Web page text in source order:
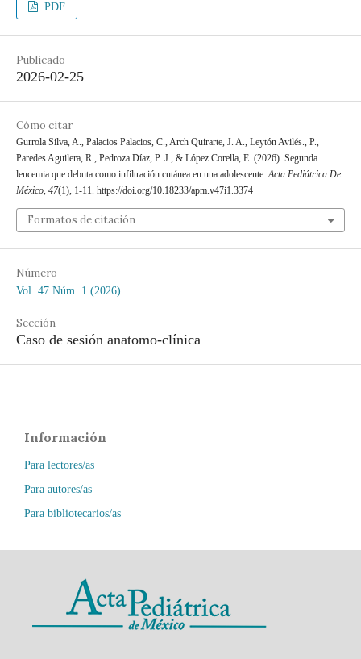
PDF
Publicado
2026-02-25
Cómo citar
Gurrola Silva, A., Palacios Palacios, C., Arch Quirarte, J. A., Leytón Avilés., P.,
Paredes Aguilera, R., Pedroza Díaz, P. J., & López Corella, E. (2026). Segunda
leucemia que debuta como infiltración cutánea en una adolescente.Acta Pediátrica De
México, 47(1), 1-11. https://doi.org/10.18233/apm.v47i1.3374
Formatos de citación
Número
Vol. 47 Núm. 1 (2026)
Sección
Caso de sesión anatomo-clínica
Información
Para lectores/as
Para autores/as
Para bibliotecarios/as